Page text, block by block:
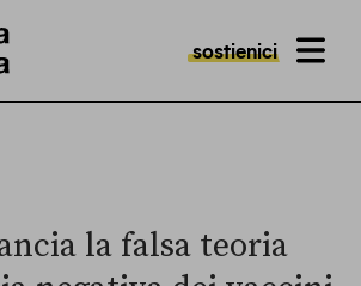
sostienici MENU
la falsa teoria